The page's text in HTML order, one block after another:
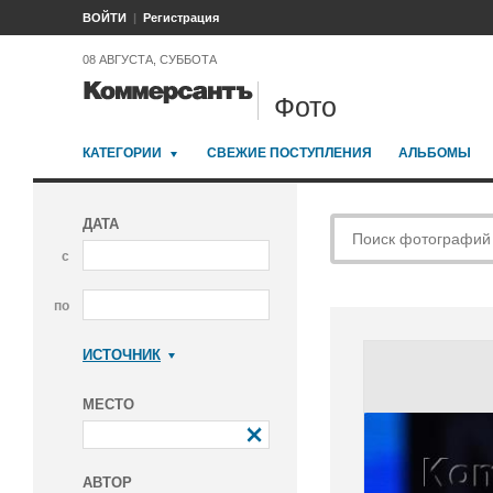
ВОЙТИ Регистрация
08 АВГУСТА, СУББОТА
Фото
КАТЕГОРИИ СВЕЖИЕ ПОСТУПЛЕНИЯ АЛЬБОМЫ
ДАТА
с
по
ИСТОЧНИК
МЕСТО
АВТОР